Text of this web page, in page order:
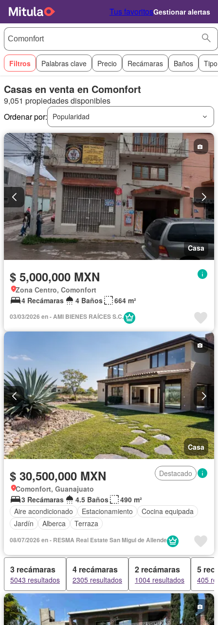
Tus favoritosGestionar alertas
Filtros Palabras clave Precio Recámaras Baños
Casas en venta en Comonfort
9,051 propiedades disponibles
Ordenar por:
Popularidad
Casa
$ 5,000,000 MXN
Zona Centro, Comonfort
4 Recámaras
4 Baños 664 m²
03/03/2026 en - AMI BIENES RAÍCES S.C.
Casa
$ 30,500,000 MXN
Destacado
Comonfort, Guanajuato
3 Recámaras
4.5 Baños
490 m²
Aire acondicionado
Estacionamiento
Cocina equipada
Jardín
Alberca Terraza
08/07/2026 en - RESMA Real Estate San Migul de Allende
3 recámaras
5043 resultados
4 recámaras
2305 resultados
2 recámaras
1004 resultados
5
405